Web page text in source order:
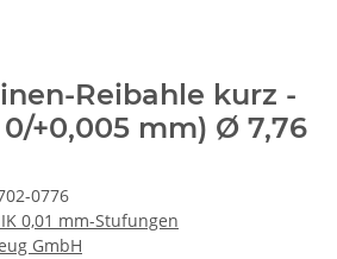
Reibahle kurz -
0/+0,005 mm) Ø 7,76
0776
0,01 mm-Stufungen
GmbH